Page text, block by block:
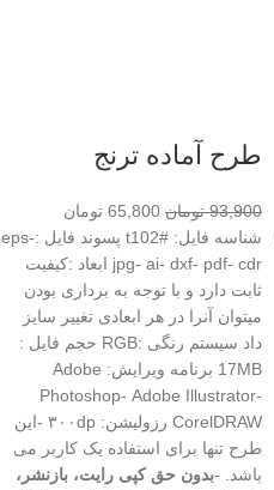
طرح آماده ترنج
93,900 تومان 65,800 تومان
شناسه فایل: #t102 پسوند فایل :eps-
jpg- ai- dxf- pdf- cdr ابعاد :کیفیت
ثابت دارد و با توجه به برداری بودن
میتوان آنرا در هر ابعادی تغییر سایز
داد سیستم رنگی :RGB حجم فایل :
17MB برنامه ویرایش: Adobe
Photoshop- Adobe Illustrator-
CorelDRAW رزولیشن: ۳۰۰dp -این
طرح تنها برای استفاده یک کاربر می
باشد. -بدون حق کپی رایت، بازنشر،